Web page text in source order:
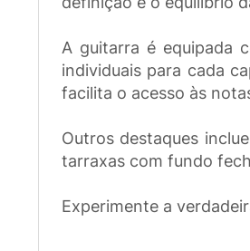
A guitarra é equipada
individuais para cada
facilita o acesso às
Outros destaques
tarraxas com fundo
Experimente a